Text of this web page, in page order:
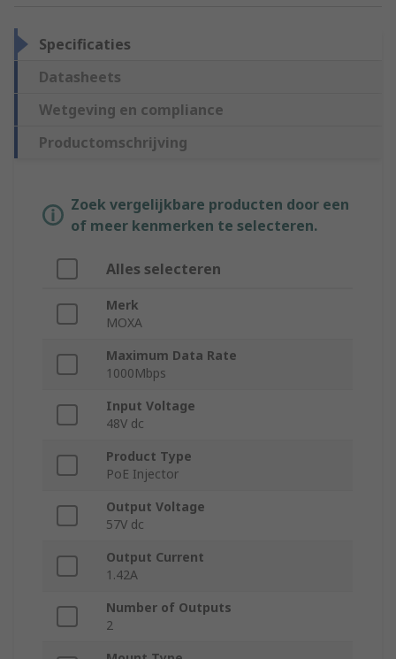
Specificaties
Datasheets
Wetgeving en compliance
Productomschrijving
Zoek vergelijkbare producten door een
of meer kenmerken te selecteren.
Alles selecteren
Merk
MOXA
Maximum Data Rate
1000Mbps
Input Voltage
48V dc
Product Type
PoE Injector
Output Voltage
57V dc
Output Current
1.42A
Number of Outputs
2